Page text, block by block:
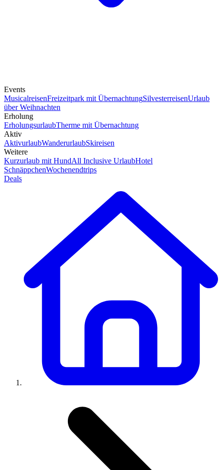
Events
MusicalreisenFreizeitpark mit ÜbernachtungSilvesterreisenUrlaub
über Weihnachten
Erholung
ErholungsurlaubTherme mit Übernachtung
Aktiv
AktivurlaubWanderurlaubSkireisen
Weitere
Kurzurlaub mit HundAll Inclusive UrlaubHotel
SchnäppchenWochenendtrips
Deals